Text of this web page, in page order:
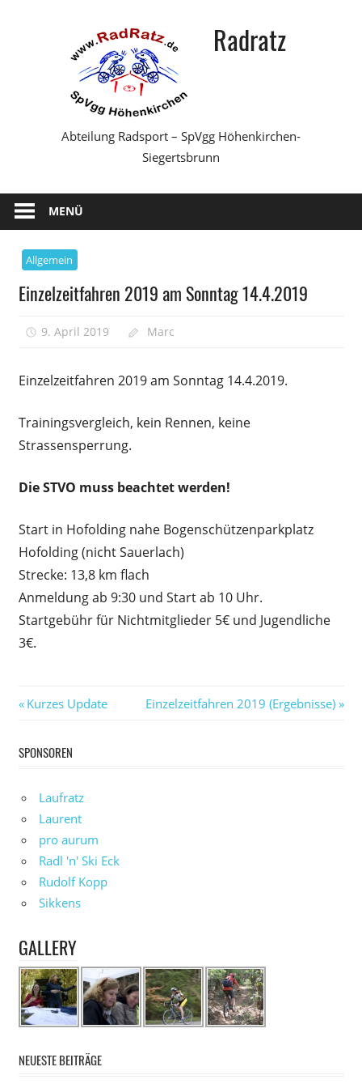
Radratz
Abteilung Radsport – SpVgg Höhenkirchen-
Siegertsbrunn
MENÜ
Allgemein
Einzelzeitfahren 2019 am Sonntag 14.4.2019
9. April 2019 Marc
Einzelzeitfahren 2019 am Sonntag 14.4.2019.
Trainingsvergleich, kein Rennen, keine
Strassensperrung.
Die STVO muss beachtet werden!
Start in Hofolding nahe Bogenschützenparkplatz
Hofolding (nicht Sauerlach)
Strecke: 13,8 km flach
Anmeldung ab 9:30 und Start ab 10 Uhr.
Startgebühr für Nichtmitglieder 5€ und Jugendliche
3€.
Beitragsnavigation
Vorheriger
Kurzes Update
Nächster
Einzelzeitfahren 2019 (Ergebnisse)
SPONSOREN
Laufratz
Laurent
pro aurum
Radl 'n' Ski Eck
Rudolf Kopp
Sikkens
GALLERY
NEUESTE BEITRÄGE